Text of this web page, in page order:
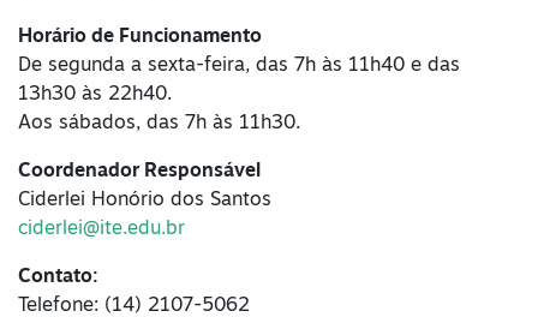
Horário de Funcionamento
De segunda a sexta-feira, das 7h às 11h40 e das
13h30 às 22h40.
Aos sábados, das 7h às 11h30.
Coordenador Responsável
Ciderlei Honório dos Santos
ciderlei@ite.edu.br
Contato:
Telefone: (14) 2107-5062